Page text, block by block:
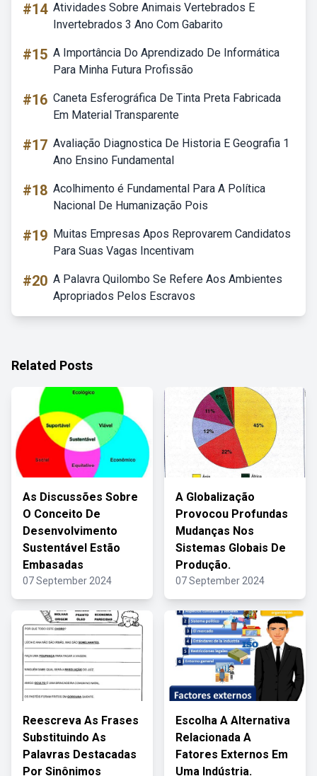
#14 Atividades Sobre Animais Vertebrados E
Invertebrados 3 Ano Com Gabarito
#15 A Importância Do Aprendizado De Informática
Para Minha Futura Profissão
#16 Caneta Esferográfica De Tinta Preta Fabricada
Em Material Transparente
#17 Avaliação Diagnostica De Historia E Geografia 1
Ano Ensino Fundamental
#18 Acolhimento é Fundamental Para A Política
Nacional De Humanização Pois
#19 Muitas Empresas Apos Reprovarem Candidatos
Para Suas Vagas Incentivam
#20 A Palavra Quilombo Se Refere Aos Ambientes
Apropriados Pelos Escravos
Related Posts
As Discussões Sobre
O Conceito De
Desenvolvimento
Sustentável Estão
Embasadas
07 September 2024
A Globalização
Provocou Profundas
Mudanças Nos
Sistemas Globais De
Produção.
07 September 2024
Reescreva As Frases
Substituindo As
Palavras Destacadas
Por Sinônimos
Escolha A Alternativa
Relacionada A
Fatores Externos Em
Uma Indústria.